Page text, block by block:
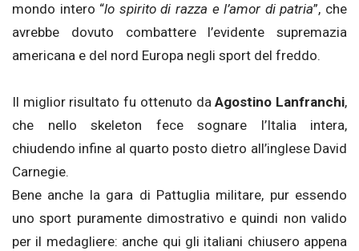
mondo intero “lo spirito di razza e l’amor di patria”, che
avrebbe dovuto combattere l’evidente supremazia
americana e del nord Europa negli sport del freddo.
Il miglior risultato fu ottenuto daAgostino Lanfranchi,
che nello skeleton fece sognare l’Italia intera,
chiudendo infine al quarto posto dietro all’inglese David
Carnegie.
Bene anche la gara di Pattuglia militare, pur essendo
uno sport puramente dimostrativo e quindi non valido
per il medagliere: anche qui gli italiani chiusero appena